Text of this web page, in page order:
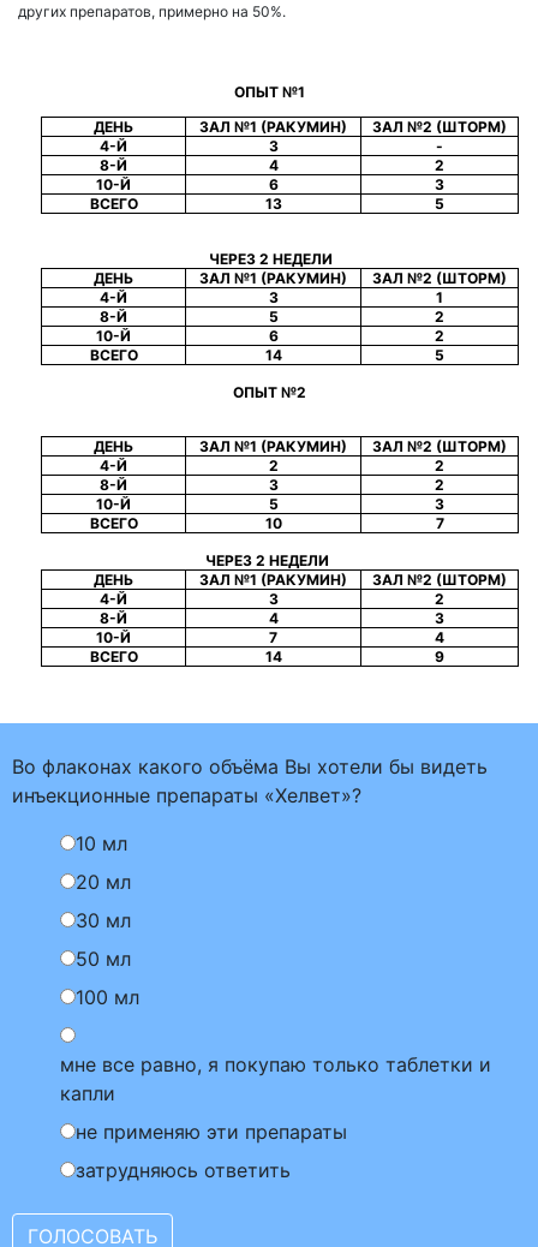
других препаратов, примерно на 50%.
ОПЫТ №1
ДЕНЬ
ЗАЛ №1 (РАКУМИН)
ЗАЛ №2 (ШТОРМ)
4-Й
3
-
8-Й
4
2
10-Й
6
3
ВСЕГО
13 5
ЧЕРЕЗ 2 НЕДЕЛИ
ДЕНЬ
ЗАЛ №1 (РАКУМИН)
ЗАЛ №2 (ШТОРМ)
4-Й
3
1
8-Й
5
2
10-Й
6
2
ВСЕГО
14 5
ОПЫТ №2
ДЕНЬ ЗАЛ №1 (РАКУМИН)
ЗАЛ №2 (ШТОРМ)
4-Й
2
2
8-Й
3
2
10-Й
5
3
ВСЕГО
10 7
ЧЕРЕЗ 2 НЕДЕЛИ
ДЕНЬ
ЗАЛ №1 (РАКУМИН)
ЗАЛ №2 (ШТОРМ)
4-Й
3
2
8-Й
4
3
10-Й
7
4
ВСЕГО
14 9
Во флаконах какого объёма Вы хотели бы видеть
инъекционные препараты «Хелвет»?
10 мл
20 мл
30 мл
50 мл
100 мл
мне все равно, я покупаю только таблетки и
капли
не применяю эти препараты
затрудняюсь ответить